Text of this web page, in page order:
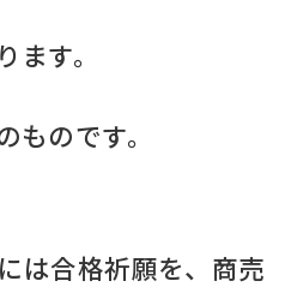
す。
のです。
は合格祈願を、商売